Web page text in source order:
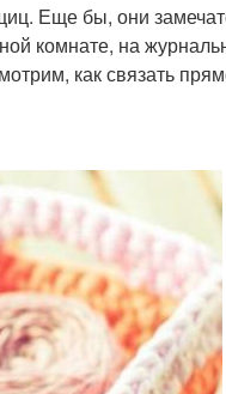
Еще бы, они
комнате, на
как связать